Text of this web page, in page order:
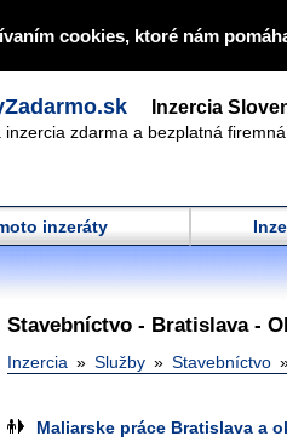
cookies, ktoré nám
Inzercia
inzercia zdarma a bezplatná
inzeráty
Stavebníctvo - Bratislava -
Inzercia Služby Stavebníctvo
Maliarske práce Bratislava a